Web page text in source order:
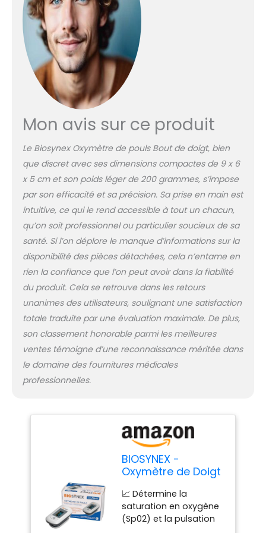
haut niveau ou en
altitude. Utilisable à
partir de 12 ans. 📈
[Fiabilité vérifiée]
Conforme à la Norme
ISO 80601-2-61. 📈
[Utilisation Facile et
S'allume et s'éteint
automatiquement. 📈 [
Petit et léger et portatif
] Pochette de
rangement avec
lanière amovible pour
l'emporter partout. 📈
Contient 1 Oxymètre de
Pouls, 1 Sac de
Rangement, 1
Dragonne, 1 Pile AAA
incluse.
Mon avis sur ce produit
Le Biosynex Oxymètre de pouls Bout de doigt, bien
que discret avec ses dimensions compactes de 9 x 6
x 5 cm et son poids léger de 200 grammes, s’impose
par son efficacité et sa précision. Sa prise en main est
intuitive, ce qui le rend accessible à tout un chacun,
qu’on soit professionnel ou particulier soucieux de sa
santé. Si l’on déplore le manque d’informations sur la
disponibilité des pièces détachées, cela n’entame en
rien la confiance que l’on peut avoir dans la fiabilité
du produit. Cela se retrouve dans les retours
unanimes des utilisateurs, soulignant une satisfaction
totale traduite par une évaluation maximale. De plus,
son classement honorable parmi les meilleures
ventes témoigne d’une reconnaissance méritée dans
le domaine des fournitures médicales
professionnelles.
BIOSYNEX -
Oxymètre de Doigt
Pouls - Mesure
l'Oxygénation du
Sang - Evaluation
📈 Détermine la
saturation en oxygène
(Sp02) et la pulsation